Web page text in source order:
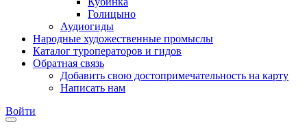
Голицыно
Аудиогиды
Народные художественные промыслы
Каталог туроператоров и гидов
Обратная связь
Добавить свою достопримечательность на карту
Написать нам
Войти